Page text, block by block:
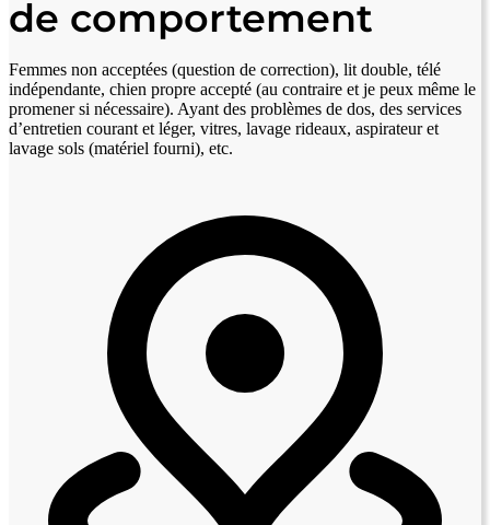
de comportement
Femmes non acceptées (question de correction), lit double, télé
indépendante, chien propre accepté (au contraire et je peux même le
promener si nécessaire). Ayant des problèmes de dos, des services
d’entretien courant et léger, vitres, lavage rideaux, aspirateur et
lavage sols (matériel fourni), etc.